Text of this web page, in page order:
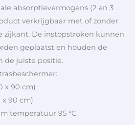
absorptievermogens (2 en 3
verkrijgbaar met of zonder
zijkant. De instopstroken kunnen
geplaatst en houden de
de juiste positie.
x 90 cm)
90 cm)
temperatuur 95 °C